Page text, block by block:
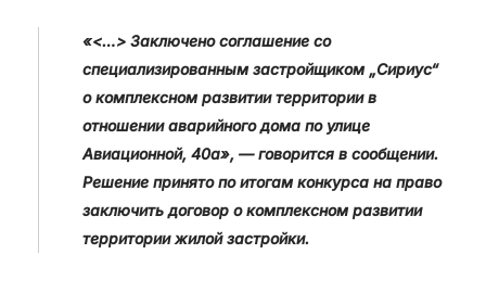
«<…> Заключено соглашение со
специализированным застройщиком „Сириус“
о комплексном развитии территории в
отношении аварийного дома по улице
Авиационной, 40а», — говорится в сообщении.
Решение принято по итогам конкурса на право
заключить договор о комплексном развитии
территории жилой застройки.